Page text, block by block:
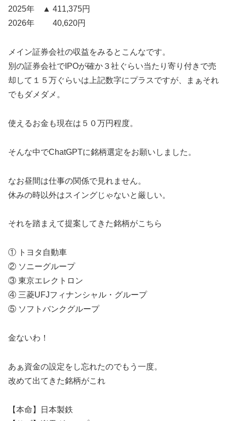
2025年 ▲ 411,375円
2026年 40,620円
メイン証券会社の収益をみるとこんなです。
別の証券会社でIPOが確か３社ぐらい当たり寄り付きで売
却して１５万ぐらいは上記数字にプラスですが、まぁそれ
でもダメダメ。
使えるお金も現在は５０万円程度。
そんな中でChatGPTに銘柄選定をお願いしました。
なお昼間は仕事の関係で見れません。
休みの時以外はスイングじゃないと厳しい。
それを踏まえて提案してきた銘柄がこちら
① トヨタ自動車
② ソニーグループ
③ 東京エレクトロン
④ 三菱UFJフィナンシャル・グループ
⑤ ソフトバンクグループ
金ないわ！
あぁ資金の設定をし忘れたのでもう一度。
改めて出てきた銘柄がこれ
【本命】日本製鉄